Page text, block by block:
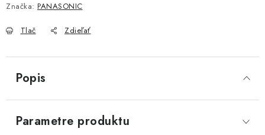
Značka: PANASONIC
Tlač Zdieľať
Popis
Parametre produktu